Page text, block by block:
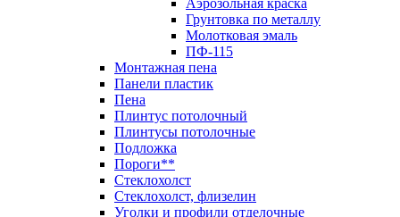
Аэрозольная краска
Грунтовка по металлу
Молотковая эмаль
ПФ-115
Монтажная пена
Панели пластик
Пена
Плинтус потолочный
Плинтусы потолочные
Подложка
Пороги**
Стеклохолст
Стеклохолст, флизелин
Уголки и профили отделочные